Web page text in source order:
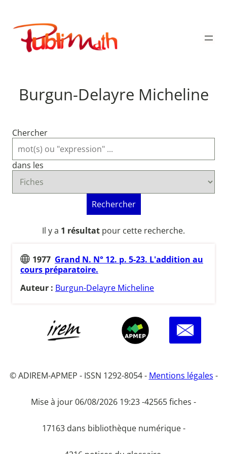
contenu
Publimath
Burgun-Delayre Micheline
Chercher
dans les
Rechercher
Il y a 1 résultat pour cette recherche.
1977 Grand N. N° 12. p. 5-23. L'addition au
cours préparatoire.
Auteur : Burgun-Delayre Micheline
© ADIREM-APMEP - ISSN 1292-8054 - Mentions légales -
Mise à jour 06/08/2026 19:23 -42565 fiches -
17163 dans bibliothèque numérique -